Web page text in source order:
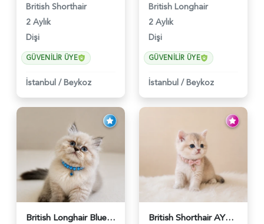
British Shorthair
2 Aylık
Dişi
GÜVENILIR ÜYE
İstanbul / Beykoz
British Longhair
2 Aylık
Dişi
GÜVENILIR ÜYE
İstanbul / Beykoz
British Longhair Blue Point Erkek Pofuduk Yavrumuz - 6348 British Shorthair AY12 Güzel Kızımız - 6349